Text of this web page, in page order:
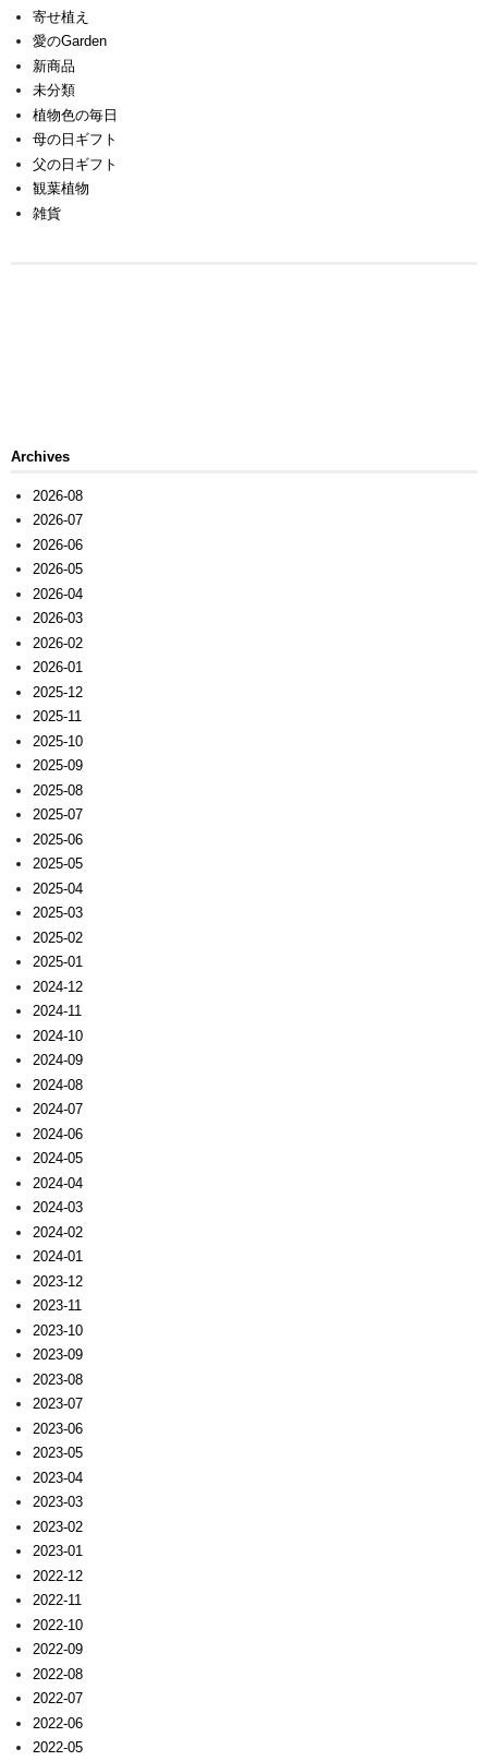
寄せ植え
愛のGarden
新商品
未分類
植物色の毎日
母の日ギフト
父の日ギフト
観葉植物
雑貨
Archives
2026-08
2026-07
2026-06
2026-05
2026-04
2026-03
2026-02
2026-01
2025-12
2025-11
2025-10
2025-09
2025-08
2025-07
2025-06
2025-05
2025-04
2025-03
2025-02
2025-01
2024-12
2024-11
2024-10
2024-09
2024-08
2024-07
2024-06
2024-05
2024-04
2024-03
2024-02
2024-01
2023-12
2023-11
2023-10
2023-09
2023-08
2023-07
2023-06
2023-05
2023-04
2023-03
2023-02
2023-01
2022-12
2022-11
2022-10
2022-09
2022-08
2022-07
2022-06
2022-05